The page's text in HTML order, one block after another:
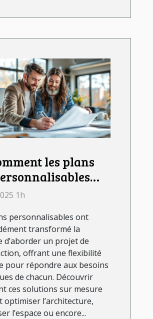
les plans
votre projet
1h
personnalisables ont
transformé la
d’aborder un projet de
offrant une flexibilité
pour répondre aux besoins
de chacun. Découvrir
ces solutions sur mesure
optimiser l’architecture,
l’espace ou encore...